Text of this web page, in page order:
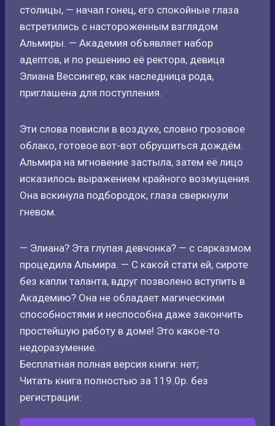
столицы, — начал гонец, его спокойные глаза
встретились с настороженным взглядом
Альмиры. — Академия объявляет набор
адептов, и по решению её ректора, девица
Элиана Вессингер, как наследница рода,
приглашена для поступления.
Эти слова повисли в воздухе, словно грозовое
облако, готовое вот-вот обрушиться дождём.
Альмира на мгновение застыла, затем её лицо
исказилось выражением крайного возмущения.
Она вскинула подбородок, глаза сверкнули
гневом.
— Элиана? Эта глупая девчонка? — с сарказмом
процедила Альмира. — С какой стати ей, сироте
без капли таланта, вдруг позволено вступить в
Академию? Она не обладает магическими
способностями и неспособна даже закончить
простейшую работу в доме! Это какое-то
недоразумение.
Бесплатная полная версия книги: нет;
Читать книга полностью за 119.0р. без
регистрации: